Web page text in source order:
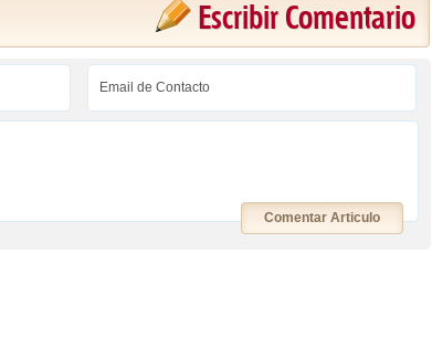
Escribir Comentario
Comentar Articulo